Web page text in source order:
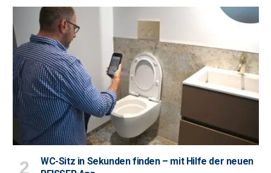
WC-Sitz in Sekunden finden – mit Hilfe der neuen